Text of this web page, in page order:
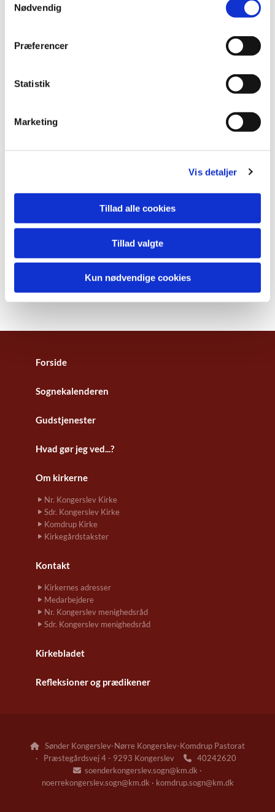
Nødvendig
Præferencer
Statistik
Marketing
Vis detaljer
Tillad alle cookies
Tillad valgte
Kun nødvendige cookies
Du vil måske også kunne lide...
Forside
Sognekalenderen
Gudstjenester
Hvad gør jeg ved...?
Om kirkerne
Nr. Kongerslev Kirke
Sdr. Kongerslev Kirke
Komdrup Kirke
Kirkegårdstakster
Kontakt
Kirkernes adresser
Medarbejdere
Nr. Kongerslev menighedsråd
Sdr. Kongerslev menighedsråd
Kirkebladet
Refleksioner og prædikener

Sønder Kongerslev-Nørre Kongerslev-Komdrup Pastorat
· Præstegårdsvej 4 - 9293 Kongerslev
40242620
 soenderkongerslev.sogn@km.dk ·
noerrekongerslev.sogn@km.dk · komdrup.sogn@km.dk